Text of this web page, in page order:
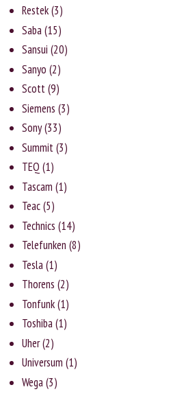
Rеstеk(3)
Saba(15)
Sansui (20)
Sanyо (2)
Scott(9)
Siemens (3)
Sony(33)
Summit(3)
TEQ (1)
Tascam (1)
Teac(5)
Technics (14)
Telefunken (8)
Tesla(1)
Thorens (2)
Tonfunk(1)
Toshiba(1)
Uher(2)
Universum (1)
Wega(3)